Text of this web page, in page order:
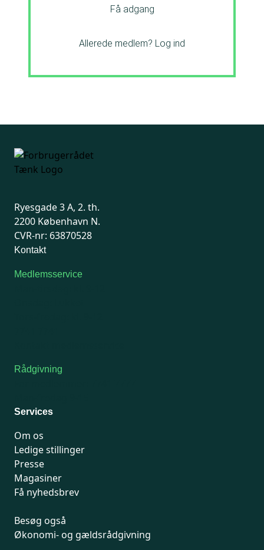
Få adgang
Allerede medlem? Log ind
Ryesgade 3 A, 2. th.
2200 København N.
CVR-nr: 63870528
Kontakt
Medlemsservice
Rådgivning
Services
Om os
Ledige stillinger
Presse
Magasiner
Få nyhedsbrev
Besøg også
Økonomi- og gældsrådgivning